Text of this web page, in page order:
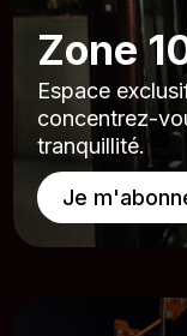
Zone
Espace
concentrez-
tranquillité.
Je